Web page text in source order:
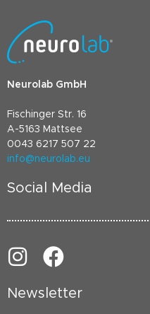
Neurolab GmbH
Fischinger Str. 16
A-5163 Mattsee
0043 6217 507 22
info@neurolab.eu
Social Media
Newsletter